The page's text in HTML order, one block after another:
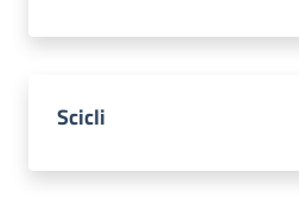
Scicli